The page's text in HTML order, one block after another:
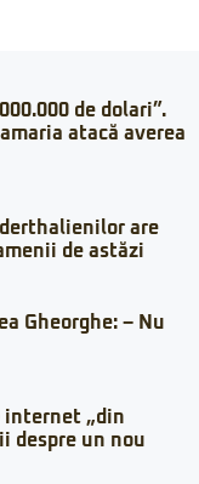
de dolari”.
atacă averea
are
de astăzi
Gheorghe: – Nu
internet „din
despre un nou